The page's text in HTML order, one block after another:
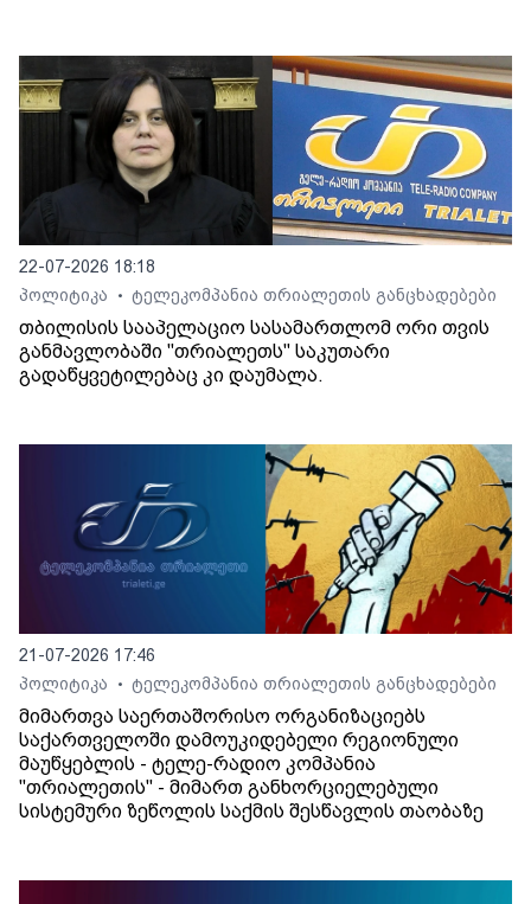
22-07-2026 18:18
პოლიტიკა
• ტელეკომპანია თრიალეთის განცხადებები
თბილისის სააპელაციო სასამართლომ ორი თვის
განმავლობაში "თრიალეთს" საკუთარი
გადაწყვეტილებაც კი დაუმალა.
21-07-2026 17:46
პოლიტიკა
• ტელეკომპანია თრიალეთის განცხადებები
მიმართვა საერთაშორისო ორგანიზაციებს
საქართველოში დამოუკიდებელი რეგიონული
მაუწყებლის - ტელე-რადიო კომპანია
"თრიალეთის" - მიმართ განხორციელებული
სისტემური ზეწოლის საქმის შესწავლის თაობაზე